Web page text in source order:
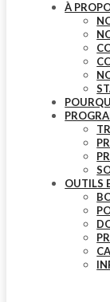
À
OUTILS